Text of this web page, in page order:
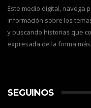
Este medio digital, navega
información sobre los
y buscando historias que
expresada de la forma
SEGUINOS